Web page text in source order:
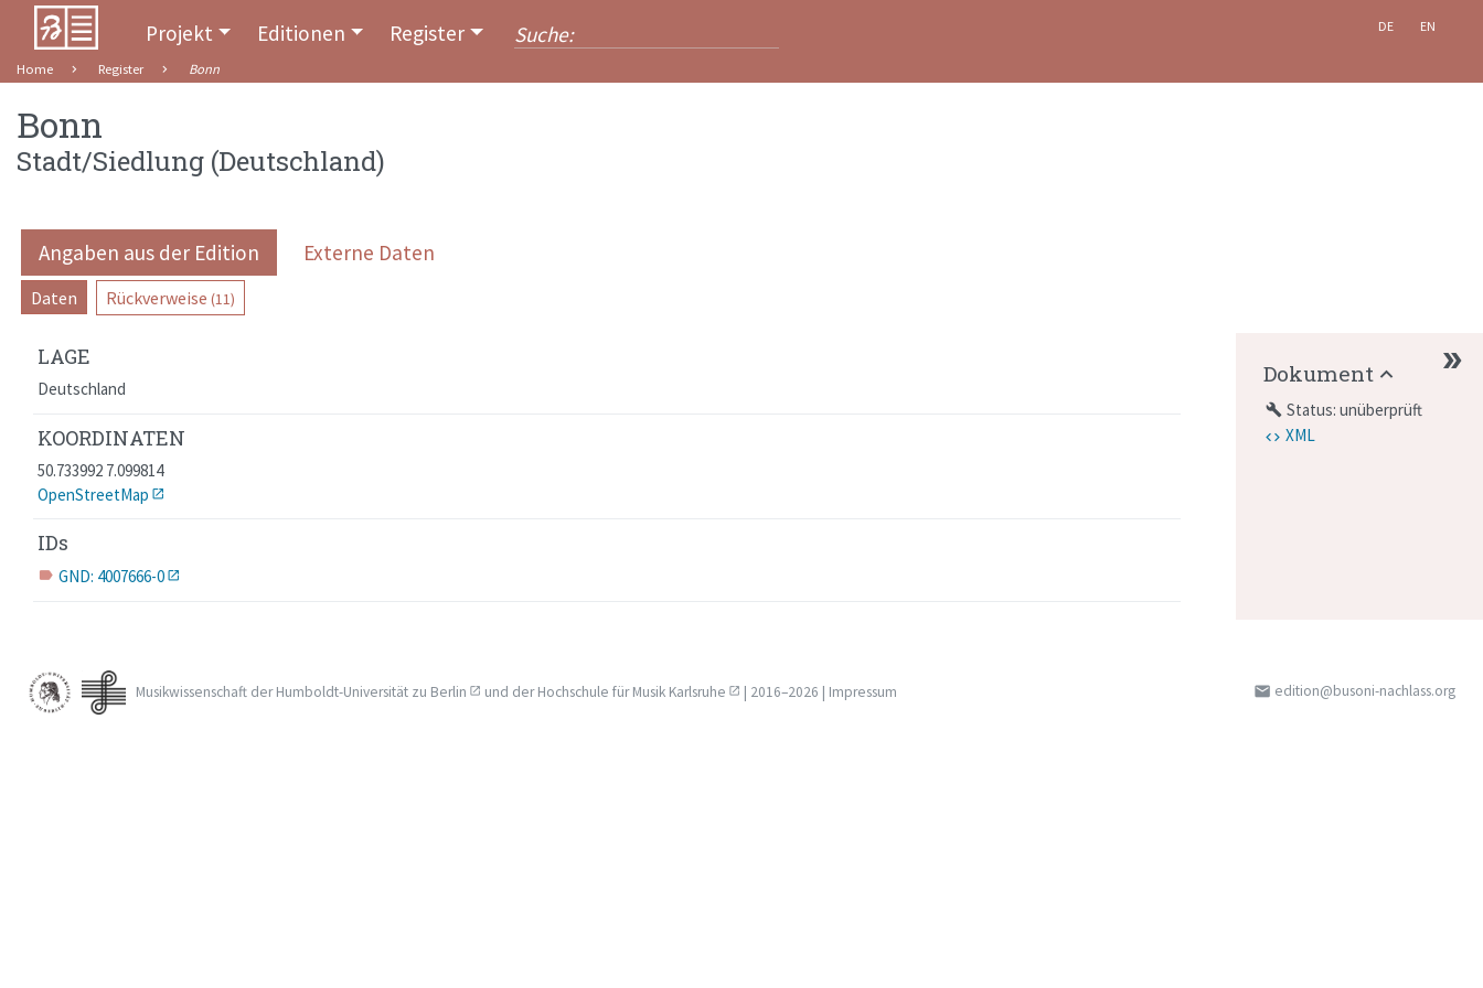
Projekt Editionen Register DE EN
Home Register Bonn
Bonn
Stadt/Siedlung (Deutschland)
Angaben aus der Edition Externe Daten
Daten Rückverweise (11)
LAGE
Deutschland
KOORDINATEN
50.733992 7.099814
OpenStreetMap
IDs
label GND: 4007666-0
Dokument
build Status: unüberprüft
XML
Musikwissenschaft derHumboldt-Universität zu Berlin und derHochschule für Musik Karlsruhe | 2016–2026 | Impressum email edition@busoni-nachlass.org